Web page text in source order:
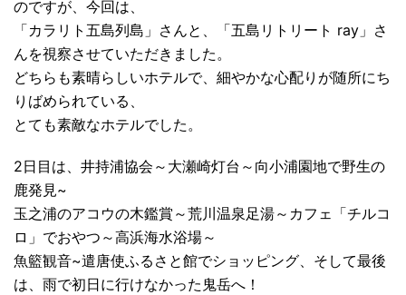
のですが、今回は、
「カラリト五島列島」さんと、「五島リトリート ray」さ
んを視察させていただきました。
どちらも素晴らしいホテルで、細やかな心配りが随所にち
りばめられている、
とても素敵なホテルでした。
2日目は、井持浦協会～大瀬崎灯台～向小浦園地で野生の
鹿発見~
玉之浦のアコウの木鑑賞～荒川温泉足湯～カフェ「チルコ
ロ」でおやつ～高浜海水浴場～
魚籃観音~遣唐使ふるさと館でショッピング、そして最後
は、雨で初日に行けなかった鬼岳へ！